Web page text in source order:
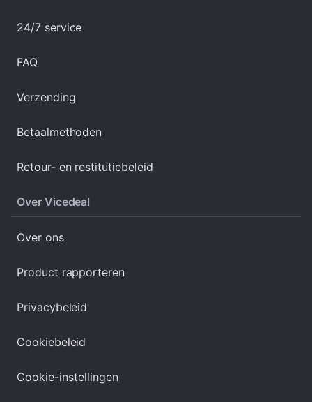
24/7 service
FAQ
Verzending
Betaalmethoden
Retour- en restitutiebeleid
Over Vicedeal
Over ons
Product rapporteren
Privacybeleid
Cookiebeleid
Cookie-instellingen